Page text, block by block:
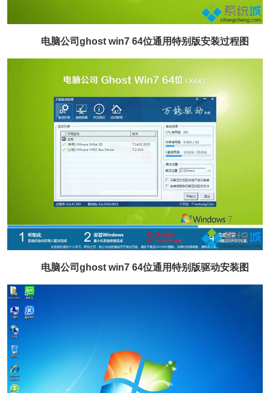
电脑公司ghost win7 64位通用特别版安装过程图
电脑公司ghost win7 64位通用特别版驱动安装图